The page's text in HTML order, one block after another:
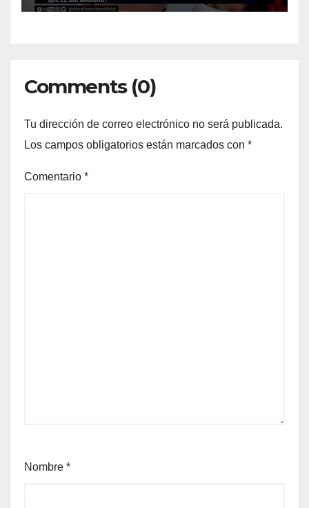
Comments (0)
Tu dirección de correo electrónico no será publicada.
Los campos obligatorios están marcados con *
Comentario *
Nombre *